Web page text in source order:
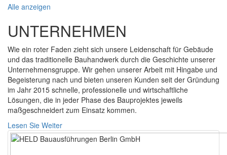
Alle anzeigen
UNTERNEHMEN
Wie ein roter Faden zieht sich unsere Leidenschaft für Gebäude
und das traditionelle Bauhandwerk durch die Geschichte unserer
Unternehmensgruppe. Wir gehen unserer Arbeit mit Hingabe und
Begeisterung nach und bieten unseren Kunden seit der Gründung
im Jahr 2015 schnelle, professionelle und wirtschaftliche
Lösungen, die in jeder Phase des Bauprojektes jeweils
maßgeschneidert zum Einsatz kommen.
Lesen Sie Weiter